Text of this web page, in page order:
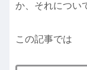
か、それについ
この記事では